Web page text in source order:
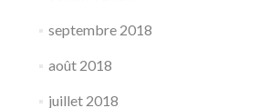
septembre 2018
août 2018
juillet 2018